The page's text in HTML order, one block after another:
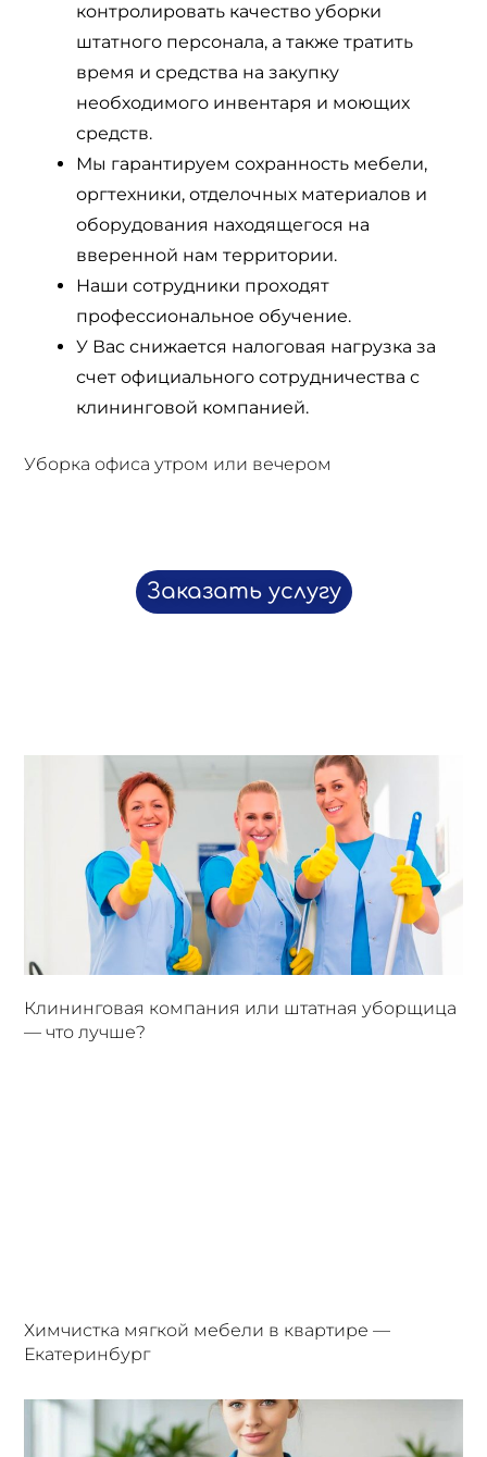
контролировать качество уборки
штатного персонала, а также тратить
время и средства на закупку
необходимого инвентаря и моющих
средств.
Мы гарантируем сохранность мебели,
оргтехники, отделочных материалов и
оборудования находящегося на
вверенной нам территории.
Наши сотрудники проходят
профессиональное обучение.
У Вас снижается налоговая нагрузка за
счет официального сотрудничества с
клининговой компанией.
Уборка офиса утром или вечером
Заказать услугу
Клининговая компания или штатная уборщица
— что лучше?
Химчистка мягкой мебели в квартире —
Екатеринбург